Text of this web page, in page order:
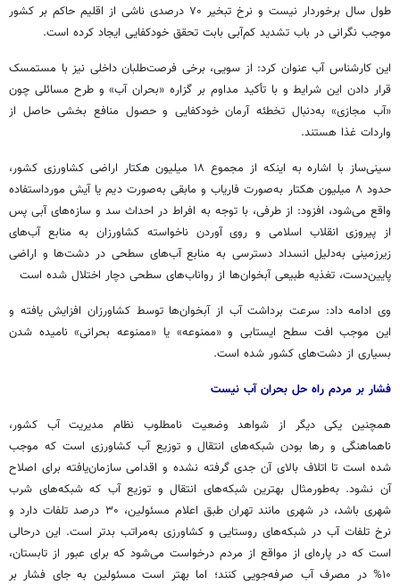
طول سال برخوردار نیست و نرخ تبخیر ۷۰ درصدی ناشی از اقلیم حاکم بر کشور
موجب نگرانی در باب تشدید کم‌آبی بابت تحقق خودکفایی ایجاد کرده است.
این کارشناس آب عنوان کرد: از سویی، برخی فرصت‌طلبان داخلی نیز با مستمسک
قرار دادن این شرایط و با تأکید مداوم بر گزاره «بحران آب» و طرح مسائلی چون
«آب مجازی» به‌دنبال تخطئه آرمان خودکفایی و حصول منافع بخشی حاصل از
واردات غذا هستند.
سینی‌ساز با اشاره به اینکه از مجموع ۱۸ میلیون هکتار اراضی کشاورزی کشور،
حدود ۸ میلیون هکتار به‌صورت فاریاب و مابقی به‌صورت دیم یا آیش مورداستفاده
واقع می‌شود، افزود: از طرفی، با توجه به افراط در احداث سد و سازه‌های آبی پس
از پیروزی انقلاب اسلامی و روی آوردن ناخواسته کشاورزان به منابع آب‌های
زیرزمینی به‌دلیل انسداد دسترسی به منابع آب‌های سطحی در دشت‌ها و اراضی
پایین‌دست، تغذیه طبیعی آبخوان‌ها از رواناب‌های سطحی دچار اختلال شده است
وی ادامه داد: سرعت برداشت آب از آبخوان‌ها توسط کشاورزان افزایش یافته و
این موجب افت سطح ایستابی و «ممنوعه» یا «ممنوعه بحرانی» نامیده شدن
بسیاری از دشت‌های کشور شده است.
فشار بر مردم راه حل بحران آب نیست
همچنین یکی دیگر از شواهد وضعیت نامطلوب نظام مدیریت آب کشور،
ناهماهنگی و رها بودن شبکه‌های انتقال و توزیع آب کشاورزی است که موجب
شده است تا اتلاف بالای آن جدی گرفته نشده و اقدامی سازمان‌یافته برای اصلاح
آن نشود. به‌طورمثال بهترین شبکه‌های انتقال و توزیع آب که شبکه‌های شرب
شهری باشد، در شهری مانند تهران طبق اعلام مسئولین، ۳۰ درصد تلفات دارد و
نرخ تلفات آب در شبکه‌های روستایی و کشاورزی به‌مراتب بدتر است. این درحالی
است که در پاره‌ای از مواقع از مردم درخواست می‌شود که برای عبور از تابستان،
۱۰% در مصرف آب صرفه‌جویی کنند؛ اما بهتر است مسئولین به جای فشار بر